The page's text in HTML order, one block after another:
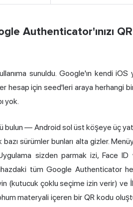
Authenticator'ınızı
sunuldu. Google'ın kendi iOS
hesap için seed'leri araya herhangi
yok.
bulun — Android sol üst köşeye üç
sürümler bunları alta gizler.
sizden parmak izi, Face ID
tüm Google Authenticator
(kutucuk çoklu seçime izin verir) ve
materyali içeren bir QR kodu